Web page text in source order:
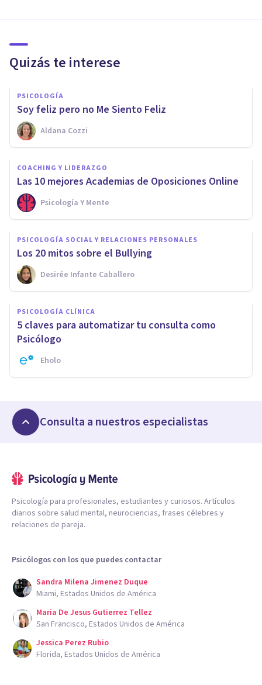
Quizás te interese
PSICOLOGÍA
Soy feliz pero no Me Siento Feliz
Aldana Cozzi
COACHING Y LIDERAZGO
Las 10 mejores Academias de Oposiciones Online
Psicología Y Mente
PSICOLOGÍA SOCIAL Y RELACIONES PERSONALES
Los 20 mitos sobre el Bullying
Desirée Infante Caballero
PSICOLOGÍA CLÍNICA
5 claves para automatizar tu consulta como
Psicólogo
Eholo
Consulta a nuestros especialistas
Psicología para profesionales, estudiantes y curiosos. Artículos
diarios sobre salud mental, neurociencias, frases célebres y
relaciones de pareja.
Psicólogos con los que puedes contactar
Sandra Milena Jimenez Duque
Miami, Estados Unidos de América
Maria De Jesus Gutierrez Tellez
San Francisco, Estados Unidos de América
Jessica Perez Rubio
Florida, Estados Unidos de América